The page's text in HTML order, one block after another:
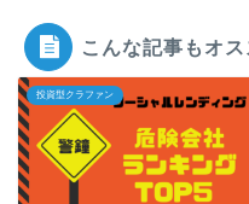
こんな記事もオス
投資型クラファン